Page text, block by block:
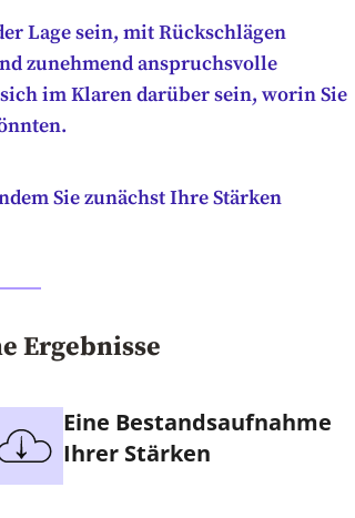
Lage sein, mit Rückschlägen
zunehmend anspruchsvolle
im Klaren darüber sein, worin Sie
Sie zunächst Ihre Stärken
Ergebnisse
Eine Bestandsaufnahme
Ihrer Stärken